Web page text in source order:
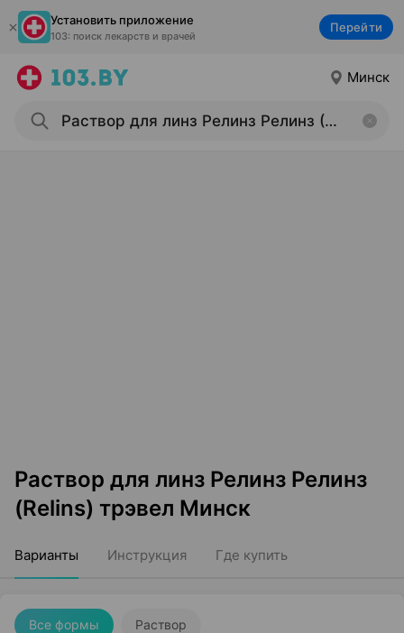
Установить приложение
103: поиск лекарств и врачей
Перейти
Минск
Раствор для линз Релинз Релинз
(Relins) трэвел Минск
Варианты Инструкция Где купить
Все формы Раствор